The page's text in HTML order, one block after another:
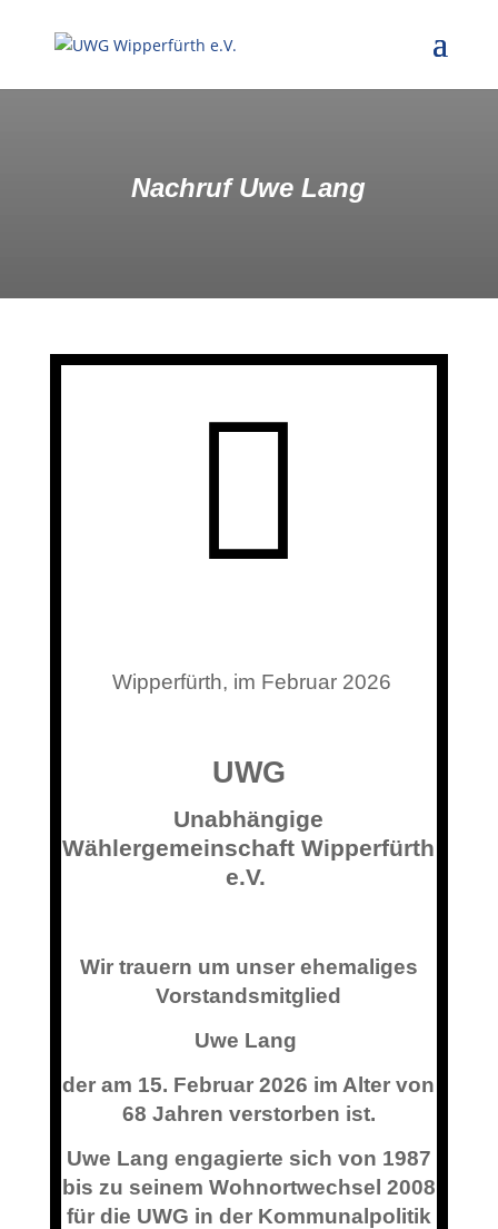
Nachruf Uwe Lang

Wipperfürth, im Februar 2026
UWG
Unabhängige
Wählergemeinschaft Wipperfürth
e.V.
Wir trauern um unser ehemaliges
Vorstandsmitglied
Uwe Lang
der am 15. Februar 2026 im Alter von
68 Jahren verstorben ist.
Uwe Lang engagierte sich von 1987
bis zu seinem Wohnortwechsel 2008
für die UWG in der Kommunalpolitik